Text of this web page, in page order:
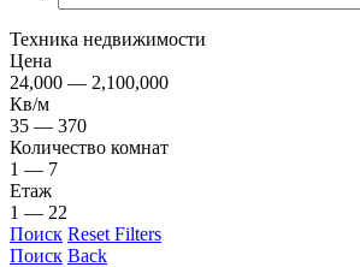
Техникa недвижимости
Цена
24,000 — 2,100,000
Кв/м
35 — 370
Количество комнат
1 — 7
Етаж
1 — 22
Поиск Reset Filters
Поиск Back